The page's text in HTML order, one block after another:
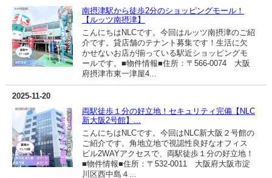
南摂津駅から徒歩2分のショッピングモール！
【ルッツ南摂津】
こんにちはNLCです。今回はルッツ南摂津のご紹
介です。貸店舗のテナント募集です！生活に欠
かせないお店が揃っている駅近ショッピングモ
ールです。■物件情報■住所：〒566-0074 大阪
府摂津市東一津屋4...
2025-11-20
両駅徒歩１分の好立地！セキュリティ完備【NLC
新大阪2号館】...
こんにちはNLCです。今回はNLC新大阪２号館の
ご紹介です。角地立地で視認性良好なオフィス
ビル2WAYアクセスで、両駅徒歩１分の好立地！
■物件情報■住所：〒532-0011 大阪府大阪市淀
川区西中島４...